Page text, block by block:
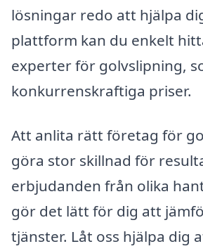
lösningar redo att hjälpa
plattform kan du enkelt
experter för golvslipning,
konkurrenskraftiga priser.
Att anlita rätt företag för
göra stor skillnad för
erbjudanden från olika
gör det lätt för dig att
tjänster. Låt oss hjälpa dig